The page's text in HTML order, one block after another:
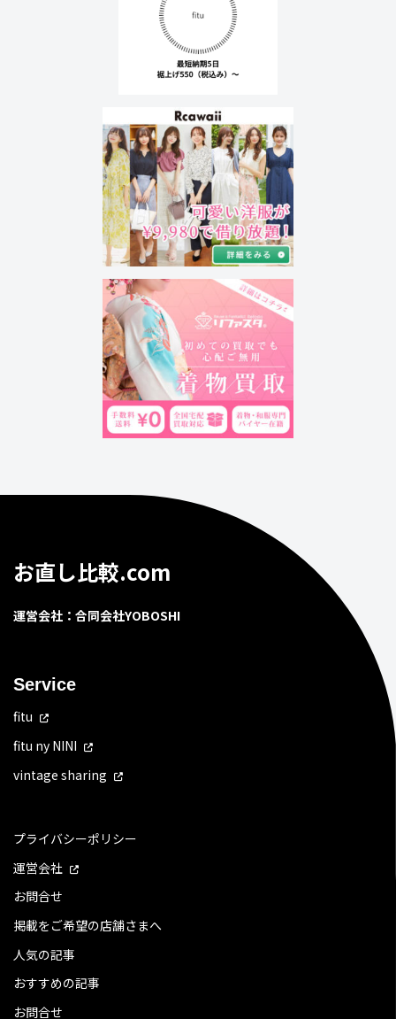
お直し比較.com
運営会社：合同会社YOBOSHI
Service
fitu
fitu ny NINI
vintage sharing
プライバシーポリシー
運営会社
お問合せ
掲載をご希望の店舗さまへ
人気の記事
おすすめの記事
お問合せ